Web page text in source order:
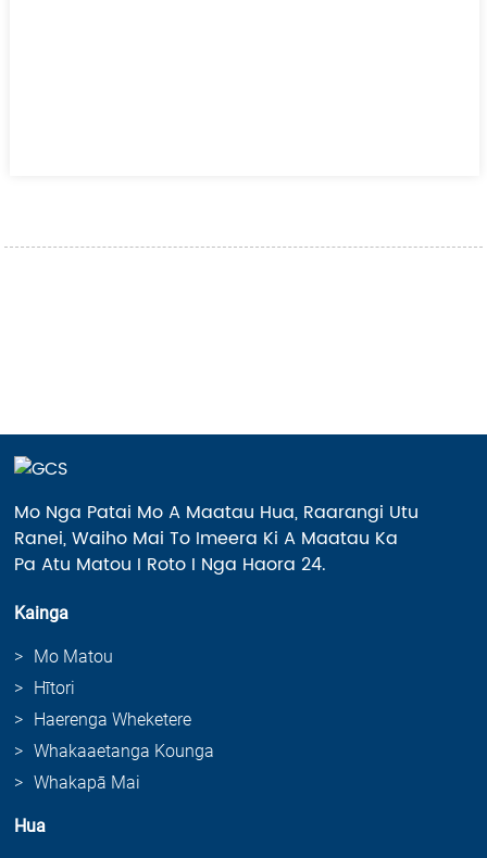
Mo Nga Patai Mo A Maatau Hua, Raarangi Utu
Ranei, Waiho Mai To Imeera Ki A Maatau Ka
Pa Atu Matou I Roto I Nga Haora 24.
Kainga
Mo Matou
Hītori
Haerenga Wheketere
Whakaaetanga Kounga
Whakapā Mai
Hua